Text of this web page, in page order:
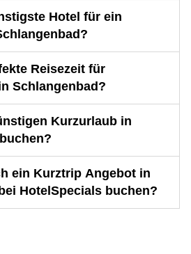
Hotel für ein
Reisezeit für
Schlangenbad?
Kurzurlaub in
ein Kurztrip Angebot in
HotelSpecials buchen?